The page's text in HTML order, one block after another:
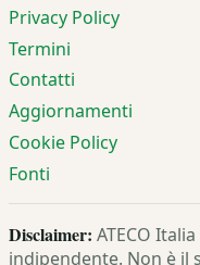
Privacy Policy
Termini
Contatti
Aggiornamenti
Cookie Policy
Fonti
Disclaimer: ATECO
indipendente. Non è il